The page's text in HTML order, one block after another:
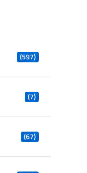
(597)
(7)
(67)